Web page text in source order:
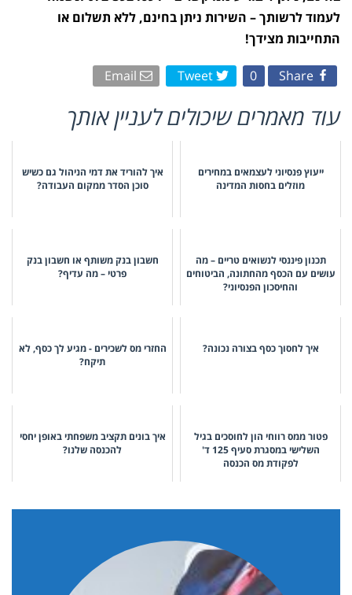
לעמוד לרשותך – השירות ניתן בחינם, ללא תשלום או
התחייבות מצידך!
Share
0
Tweet
Email
עוד מאמרים שיכולים לעניין אותך
ייעוץ פנסיוני לעצמאים במחירים
מוזלים בחסות המדינה
איך להוריד את דמי הניהול גם כשיש
סוכן הסדר ממקום העבודה?
תכנון פיננסי לנשואים טריים – מה
עושים עם הכסף מהחתונה, הביטוחים
והחיסכון הפנסיוני?
חשבון בנק משותף או חשבון בנק
פרטי – מה עדיף?
איך לחסוך כסף בצורה נכונה?
החזרי מס לשכירים - מגיע לך כסף, לא
תיקח?
פטור ממס רווחי הון לחוסכים בגיל
השלישי במסגרת סעיף 125 ד'
לפקודת מס הכנסה
איך בונים תקציב משפחתי באופן יחסי
להכנסה שלנו?